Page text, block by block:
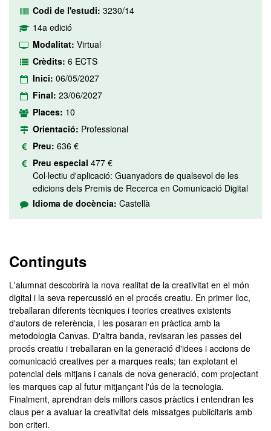
Codi de l'estudi: 3230/14
14a edició
Modalitat: Virtual
Crèdits: 6 ECTS
Inici: 06/05/2027
Final: 23/06/2027
Places: 10
Orientació: Professional
Preu: 636 €
Preu especial 477 €
Col·lectiu d'aplicació: Guanyadors de qualsevol de les
edicions dels Premis de Recerca en Comunicació Digital
Idioma de docència: Castellà
Continguts
L'alumnat descobrirà la nova realitat de la creativitat en el món
digital i la seva repercussió en el procés creatiu. En primer lloc,
treballaran diferents tècniques i teories creatives existents
d'autors de referència, i les posaran en pràctica amb la
metodologia Canvas. D'altra banda, revisaran les passes del
procés creatiu i treballaran en la generació d'idees i accions de
comunicació creatives per a marques reals; tan explotant el
potencial dels mitjans i canals de nova generació, com projectant
les marques cap al futur mitjançant l'ús de la tecnologia.
Finalment, aprendran dels millors casos pràctics i entendran les
claus per a avaluar la creativitat dels missatges publicitaris amb
bon criteri.